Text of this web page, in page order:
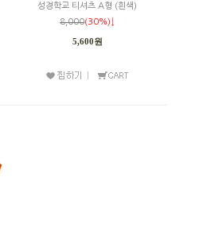
성경학교 티셔츠 A형 (흰색)
8,000(30%)↓
5,600원